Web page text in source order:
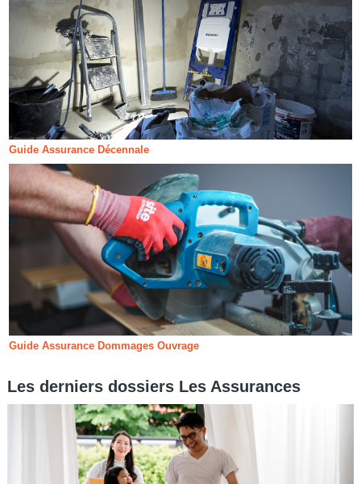
Guide Assurance Décennale
Guide Assurance Dommages Ouvrage
Les derniers dossiers Les Assurances